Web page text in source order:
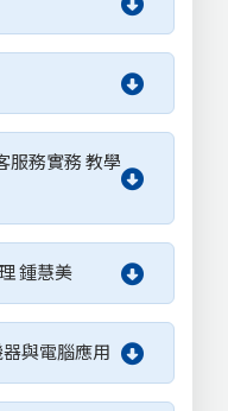
服務實務 教學
鍾慧美
與電腦應用